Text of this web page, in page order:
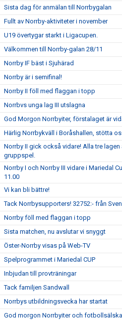
Sista dag för anmälan till Norrbygalan
Fullt av Norrby-aktiviteter i november
U19 övertygar starkt i Ligacupen.
Välkommen till Norrby-galan 28/11
Norrby IF bäst i Sjuhärad
Norrby är i semifinal!
Norrby II föll med flaggan i topp
Norrbvs unga lag III utslagna
God Morgon Norrbyiter, förstalaget är
Härlig Norrbykväll i Boråshallen, stötta
Norrby II gick också vidare! Alla tre lagen
gruppspel.
Norrby I och Norrby III vidare i Mariedal
11.00
Vi kan bli bättre!
Tack Norrbysupporters! 32752:- från
Norrby föll med flaggan i topp
Sista matchen, nu avslutar vi snyggt
Öster-Norrby visas på Web-TV
Spelprogrammet i Mariedal CUP
Inbjudan till provträningar
Tack familjen Sandwall
Norrbys utbildningsvecka har startat
God morgon Norrbyiter och